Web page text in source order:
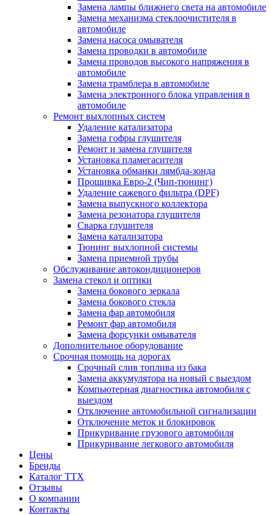
Замена лампы ближнего света на автомобиле
Замена механизма стеклоочистителя в
автомобиле
Замена насоса омывателя
Замена проводки в автомобиле
Замена проводов высокого напряжения в
автомобиле
Замена трамблера в автомобиле
Замена электронного блока управления в
автомобиле
Ремонт выхлопных систем
Удаление катализатора
Замена гофры глушителя
Ремонт и замена глушителя
Установка пламегасителя
Установка обманки лямбда-зонда
Прошивка Евро-2 (Чип-тюнинг)
Удаление сажевого фильтра (DPF)
Замена выпускного коллектора
Замена резонатора глушителя
Сварка глушителя
Замена катализатора
Тюнинг выхлопной системы
Замена приемной трубы
Обслуживание автокондиционеров
Замена стекол и оптики
Замена бокового зеркала
Замена бокового стекла
Замена фар автомобиля
Ремонт фар автомобиля
Замена форсунки омывателя
Дополнительное оборудование
Срочная помощь на дорогах
Срочный слив топлива из бака
Замена аккумулятора на новый с выездом
Компьютерная диагностика автомобиля с
выездом
Отключение автомобильной сигнализации
Отключение меток и блокировок
Прикуривание грузового автомобиля
Прикуривание легкового автомобиля
Цены
Бренды
Каталог ТТХ
Отзывы
О компании
Контакты